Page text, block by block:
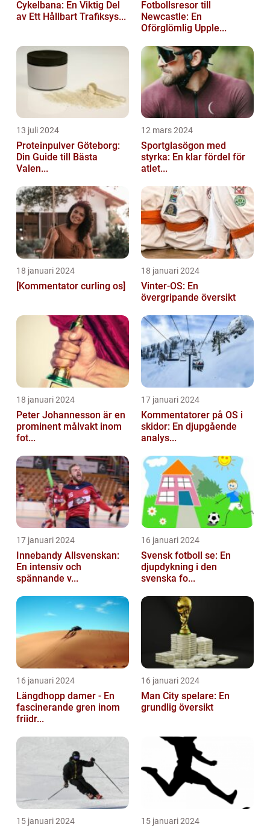
Cykelbana: En Viktig Del
av Ett Hållbart Trafiksys...
Fotbollsresor till
Newcastle: En
Oförglömlig Upple...
13 juli 2024
Proteinpulver Göteborg:
Din Guide till Bästa
Valen...
12 mars 2024
Sportglasögon med
styrka: En klar fördel för
atlet...
18 januari 2024
[Kommentator curling os]
18 januari 2024
Vinter-OS: En
övergripande översikt
18 januari 2024
Peter Johannesson är en
prominent målvakt inom
fot...
17 januari 2024
Kommentatorer på OS i
skidor: En djupgående
analys...
17 januari 2024
Innebandy Allsvenskan:
En intensiv och
spännande v...
16 januari 2024
Svensk fotboll se: En
djupdykning i den
svenska fo...
16 januari 2024
Längdhopp damer - En
fascinerande gren inom
friidr...
16 januari 2024
Man City spelare: En
grundlig översikt
15 januari 2024 15 januari 2024